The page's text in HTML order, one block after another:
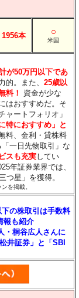
1956本 ○
米国
が50万円以下であ
的。また、25歳以
料！
資金が少な
はおすすめだ。そ
ャートフォリオ」
特におすすめ」と
料、金利・貸株料
一日先物取引」な
スも充実してい
年証券業界では、
つ星」を獲得。
を掲載。
の株取引は手数料
報も紹介
・桐谷広人さんに
井証券」と「SBI